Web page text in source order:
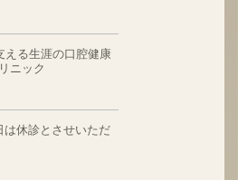
える生涯の口腔健康
ニック
休診とさせいただ